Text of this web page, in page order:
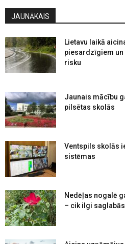
JAUNĀKAIS
Lietavu laikā
piesardzīgiem un
risku
Jaunais mācību
pilsētas skolās
Ventspils skolās
sistēmas
Nedēļas nogalē
– cik ilgi